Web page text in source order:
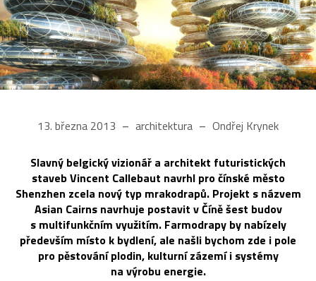
13. března 2013 architektura Ondřej Krynek
Slavný belgický vizionář a architekt futuristických
staveb Vincent Callebaut navrhl pro čínské město
Shenzhen zcela nový typ mrakodrapů. Projekt s názvem
Asian Cairns navrhuje postavit v Číně šest budov
s multifunkčním využitím. Farmodrapy by nabízely
především místo k bydlení, ale našli bychom zde i pole
pro pěstování plodin, kulturní zázemí i systémy
na výrobu energie.